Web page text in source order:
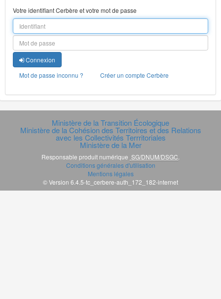
Votre identifiant Cerbère et votre mot de passe
Connexion
Mot de passe inconnu ?
Créer un compte Cerbère
Ministère de la Transition Écologique
Ministère de la Cohésion des Territoires et des Relations
avec les Collectivités Terrritoriales
Ministère de la Mer
Responsable produit numérique SG/DNUM/DSGC.
Conditions générales d'utilisation
Mentions légales
© Version 6.4.5-tc_cerbere-auth_172_182-internet